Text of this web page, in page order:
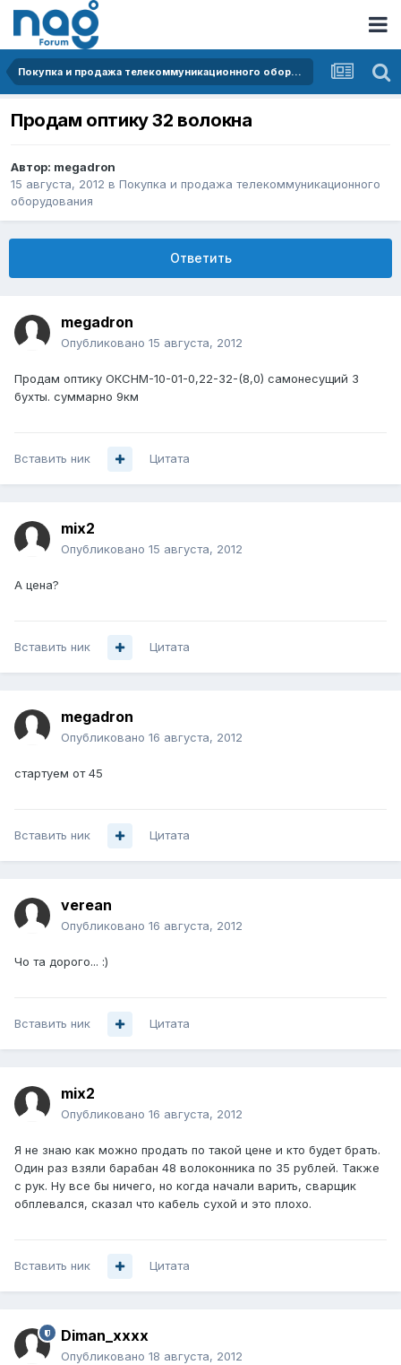
Покупка и продажа телекоммуникационного оборудования
Продам оптику 32 волокна
Автор: megadron
15 августа, 2012 в Покупка и продажа телекоммуникационного
оборудования
Ответить
megadron
Опубликовано 15 августа, 2012
Продам оптику ОКСНМ-10-01-0,22-32-(8,0) самонесущий 3
бухты. суммарно 9км
Вставить ник Цитата
mix2
Опубликовано 15 августа, 2012
А цена?
Вставить ник Цитата
megadron
Опубликовано 16 августа, 2012
стартуем от 45
Вставить ник Цитата
verean
Опубликовано 16 августа, 2012
Чо та дорого... :)
Вставить ник Цитата
mix2
Опубликовано 16 августа, 2012
Я не знаю как можно продать по такой цене и кто будет брать.
Один раз взяли барабан 48 волоконника по 35 рублей. Также
с рук. Ну все бы ничего, но когда начали варить, сварщик
обплевался, сказал что кабель сухой и это плохо.
Вставить ник Цитата
Diman_xxxx
Опубликовано 18 августа, 2012